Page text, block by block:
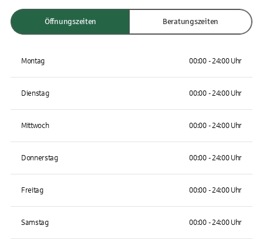
Öffnungszeiten Beratungszeiten
Montag 00:00 - 24:00 Uhr
Dienstag 00:00 - 24:00 Uhr
Mittwoch 00:00 - 24:00 Uhr
Donnerstag 00:00 - 24:00 Uhr
Freitag 00:00 - 24:00 Uhr
Samstag 00:00 - 24:00 Uhr